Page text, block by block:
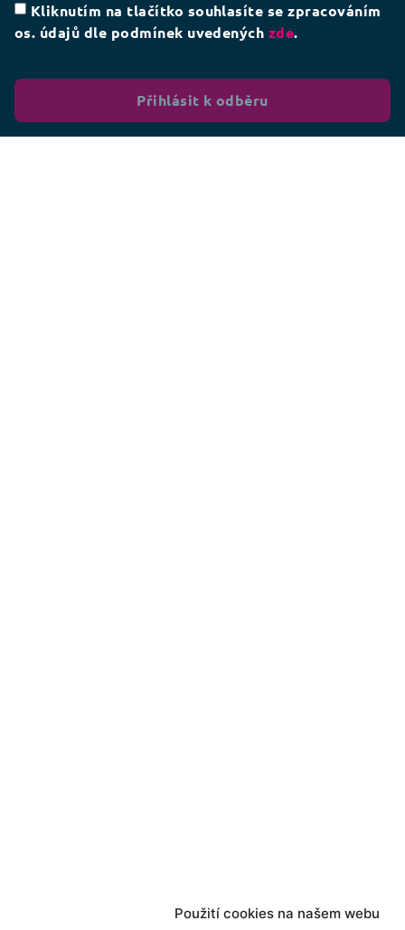
Použití cookies na našem webu
Kliknutím na tlačítko souhlasíte se zpracováním
os. údajů dle podmínek uvedených zde.
Přihlásit k odběru